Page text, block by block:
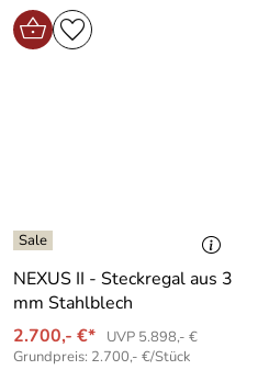
NEXUS II - Steckregal aus 3
mm Stahlblech
2.700,- €*
UVP 5.898,- €
Grundpreis: 2.700,- €/Stück